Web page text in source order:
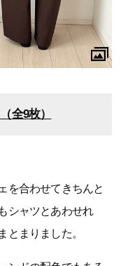
全9枚）
を合わせてきちんと
シャツとあわせれ
とまりました。